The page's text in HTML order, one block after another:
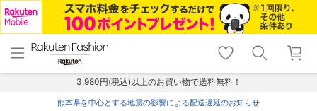
menu home
トップ
shopping_cart lock_outline
ログイン
3,980円(税込)以上のお買い物で送料無料！
熊本県を中心とする地震の影響による配送遅延のお知らせ